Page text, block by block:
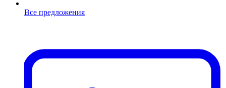
Все предложения